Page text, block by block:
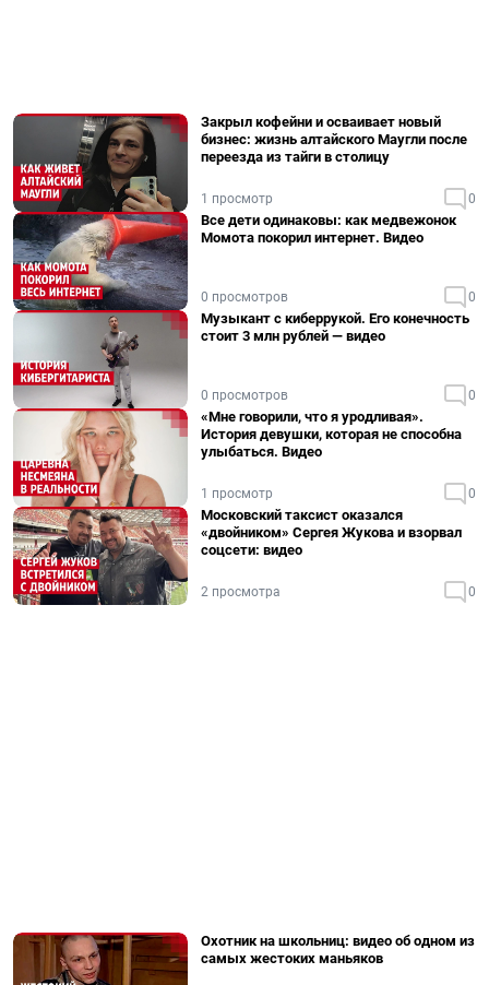
Закрыл кофейни и осваивает новый
бизнес: жизнь алтайского Маугли после
переезда из тайги в столицу
1 просмотр 0
Все дети одинаковы: как медвежонок
Момота покорил интернет. Видео
0 просмотров 0
Музыкант с киберрукой. Его конечность
стоит 3 млн рублей — видео
0 просмотров 0
«Мне говорили, что я уродливая».
История девушки, которая не способна
улыбаться. Видео
1 просмотр 0
Московский таксист оказался
«двойником» Сергея Жукова и взорвал
соцсети: видео
2 просмотра 0
Охотник на школьниц: видео об одном из
самых жестоких маньяков